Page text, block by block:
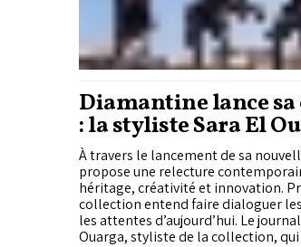
Diamantine lance
: la styliste Sara El
démarche créative
À travers le lancement de sa
propose une relecture
héritage, créativité et innovation.
collection entend faire dialoguer
les attentes d’aujourd’hui. Le
Ouarga, styliste de la collection,